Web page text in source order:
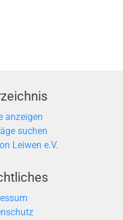
anzeigen
suchen
Leiwen e.V.